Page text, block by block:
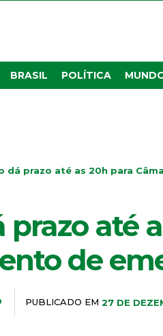
BRASIL POLÍTICA
dá prazo até as 20h para
prazo até
de
PUBLICADO EM 27 DE